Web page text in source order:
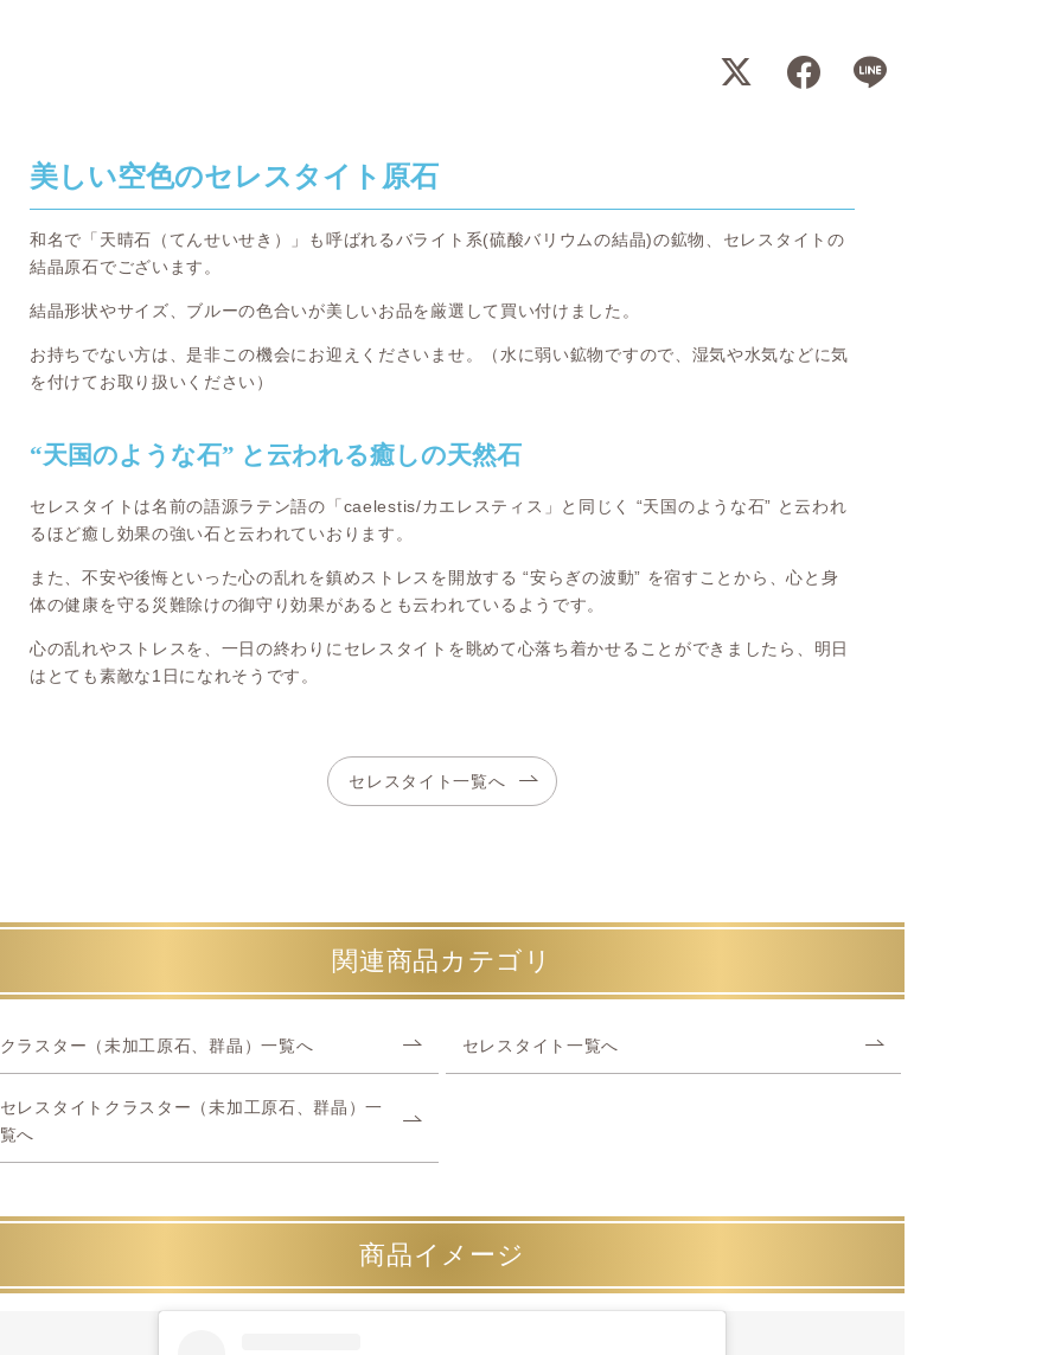
美しい空色のセレスタイト原石
和名で「天晴石（てんせいせき）」も呼ばれるバライト系(硫酸バリウムの結晶)の鉱物、セレスタイトの
結晶原石でございます。
結晶形状やサイズ、ブルーの色合いが美しいお品を厳選して買い付けました。
お持ちでない方は、是非この機会にお迎えくださいませ。（水に弱い鉱物ですので、湿気や水気などに気
を付けてお取り扱いください）
“天国のような石” と云われる癒しの天然石
セレスタイトは名前の語源ラテン語の「caelestis/カエレスティス」と同じく “天国のような石” と云われ
るほど癒し効果の強い石と云われていおります。
また、不安や後悔といった心の乱れを鎮めストレスを開放する “安らぎの波動” を宿すことから、心と身
体の健康を守る災難除けの御守り効果があるとも云われているようです。
心の乱れやストレスを、一日の終わりにセレスタイトを眺めて心落ち着かせることができましたら、明日
はとても素敵な1日になれそうです。
セレスタイト一覧へ
関連商品カテゴリ
クラスター（未加工原石、群晶）一覧へ セレスタイト一覧へ
セレスタイトクラスター（未加工原石、群晶）一
覧へ
商品イメージ